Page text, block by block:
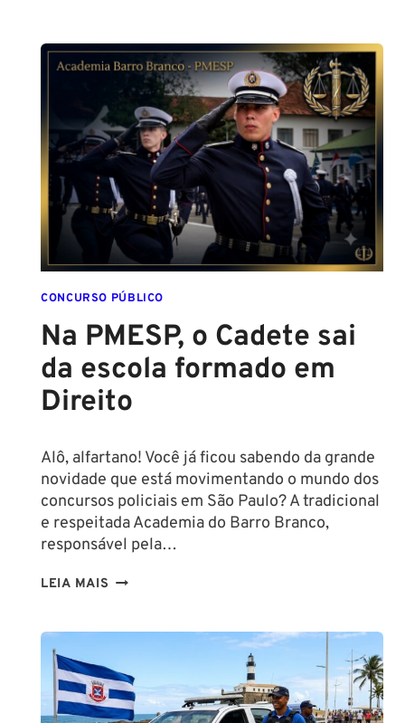
CONCURSO PÚBLICO
Na PMESP, o Cadete sai
da escola formado em
Direito
Alô, alfartano! Você já ficou sabendo da grande
novidade que está movimentando o mundo dos
concursos policiais em São Paulo? A tradicional
e respeitada Academia do Barro Branco,
responsável pela…
LEIA MAIS NA
SAI
DA
ESCOLA